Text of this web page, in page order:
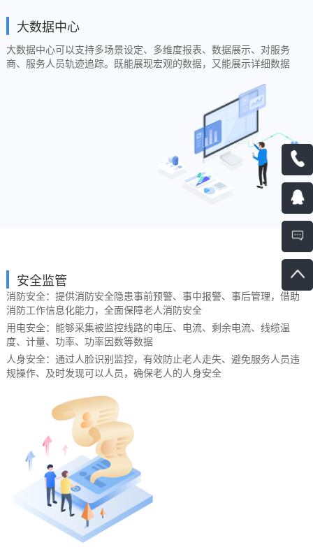
大数据中心
大数据中心可以支持多场景设定、多维度报表、数据展示、对服务
商、服务人员轨迹追踪。既能展现宏观的数据，又能展示详细数据
安全监管
消防安全：提供消防安全隐患事前预警、事中报警、事后管理，借助
消防工作信息化能力，全面保障老人消防安全
用电安全：能够采集被监控线路的电压、电流、剩余电流、线缆温
度、计量、功率、功率因数等数据
人身安全：通过人脸识别监控，有效防止老人走失、避免服务人员违
规操作、及时发现可以人员，确保老人的人身安全